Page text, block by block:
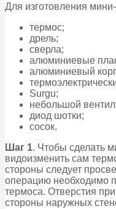
Для изготовления
термос;
дрель;
сверла;
алюминиевые
алюминиевый
Surgu;
небольшой
диод шотки;
сосок.
Шаг 1. Чтобы сделать
видоизменить сам
стороны следует
операцию необходимо
термоса. Отверстия
стороны наружных